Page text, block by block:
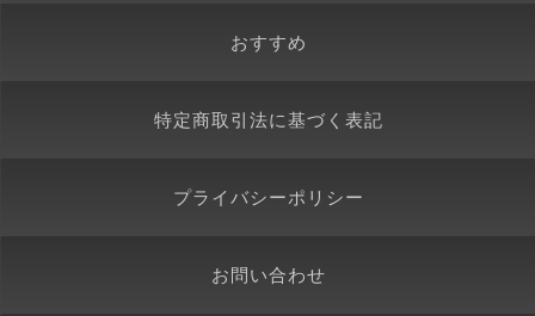
おすすめ
特定商取引法に基づく表記
プライバシーポリシー
お問い合わせ